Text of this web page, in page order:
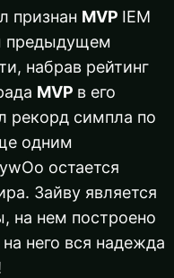
признан MVP IEM
предыдущем
набрав рейтинг
MVP в его
рекорд симпла по
одним
остается
Зайву является
на нем построено
него вся надежда